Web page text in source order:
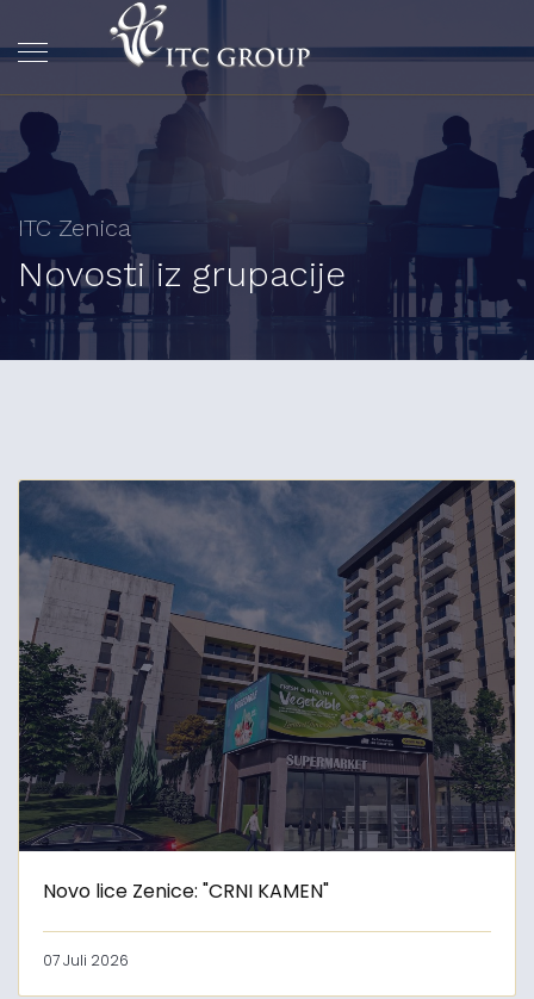
ITC Zenica
Novosti iz grupacije
Novo lice Zenice: "CRNI KAMEN"
07 Juli 2026